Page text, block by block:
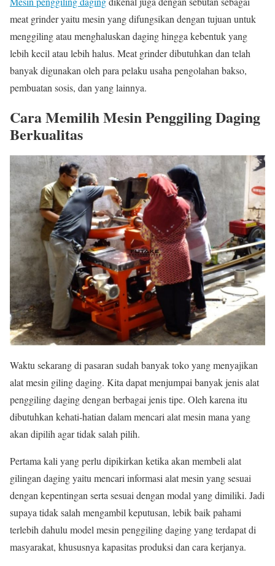
meat grinder yaitu mesin yang difungsikan dengan tujuan untuk
menggiling atau menghaluskan daging hingga kebentuk yang
lebih kecil atau lebih halus. Meat grinder dibutuhkan dan telah
banyak digunakan oleh para pelaku usaha pengolahan bakso,
pembuatan sosis, dan yang lainnya.
Cara Memilih Mesin Penggiling Daging
Berkualitas
Waktu sekarang di pasaran sudah banyak toko yang menyajikan
alat mesin giling daging. Kita dapat menjumpai banyak jenis alat
penggiling daging dengan berbagai jenis tipe. Oleh karena itu
dibutuhkan kehati-hatian dalam mencari alat mesin mana yang
akan dipilih agar tidak salah pilih.
Pertama kali yang perlu dipikirkan ketika akan membeli alat
gilingan daging yaitu mencari informasi alat mesin yang sesuai
dengan kepentingan serta sesuai dengan modal yang dimiliki. Jadi
supaya tidak salah mengambil keputusan, lebik baik pahami
terlebih dahulu model mesin penggiling daging yang terdapat di
masyarakat, khususnya kapasitas produksi dan cara kerjanya.